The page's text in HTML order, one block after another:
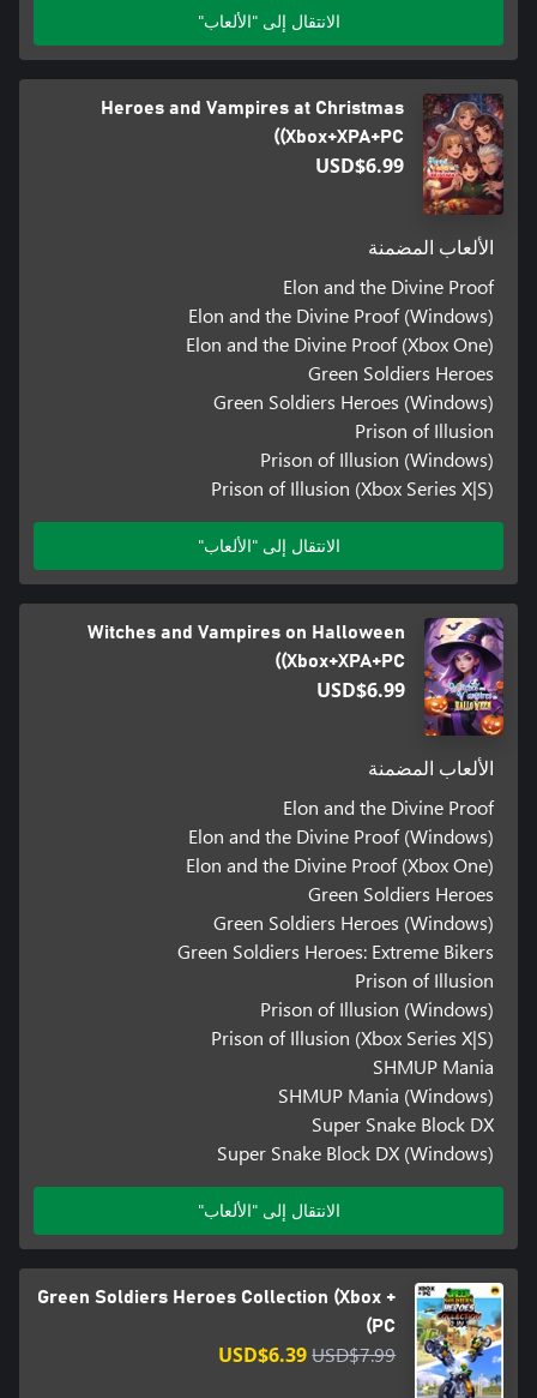
الانتقال إلى "الألعاب"
Heroes and Vampires at Christmas
(Xbox+XPA+PC)
USD$6.99
الألعاب المضمنة
Elon and the Divine Proof
Elon and the Divine Proof (Windows)
Elon and the Divine Proof (Xbox One)
Green Soldiers Heroes
Green Soldiers Heroes (Windows)
Prison of Illusion
Prison of Illusion (Windows)
Prison of Illusion (Xbox Series X|S)
الانتقال إلى "الألعاب"
Witches and Vampires on Halloween
(Xbox+XPA+PC)
USD$6.99
الألعاب المضمنة
Elon and the Divine Proof
Elon and the Divine Proof (Windows)
Elon and the Divine Proof (Xbox One)
Green Soldiers Heroes
Green Soldiers Heroes (Windows)
Green Soldiers Heroes: Extreme Bikers
Prison of Illusion
Prison of Illusion (Windows)
Prison of Illusion (Xbox Series X|S)
SHMUP Mania
SHMUP Mania (Windows)
Super Snake Block DX
Super Snake Block DX (Windows)
الانتقال إلى "الألعاب"
Green Soldiers Heroes Collection (Xbox +
PC)
USD$7.99
USD$6.39